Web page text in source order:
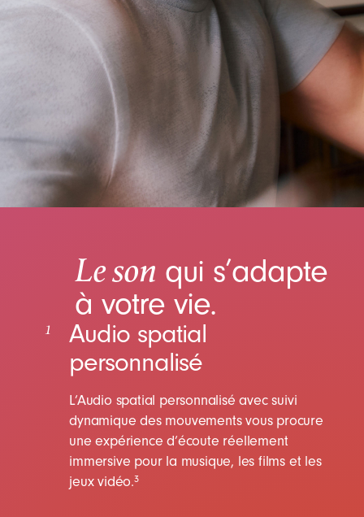
1
Audio spatial
personnalisé
L’Audio spatial personnalisé avec suivi
dynamique des mouvements vous procure
une expérience d’écoute réellement
immersive pour la musique, les films et les
jeux vidéo.3
Le son qui s’adapte
à votre vie.